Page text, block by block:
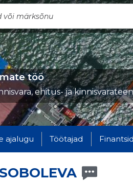
töö
ehitus- ja
ajalugu Töötajad Finantsid